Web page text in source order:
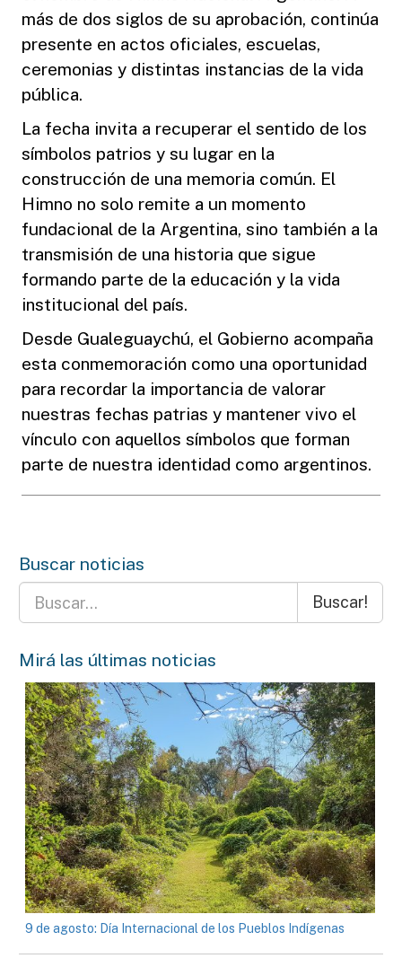
más de dos siglos de su aprobación, continúa
presente en actos oficiales, escuelas,
ceremonias y distintas instancias de la vida
pública.
La fecha invita a recuperar el sentido de los
símbolos patrios y su lugar en la
construcción de una memoria común. El
Himno no solo remite a un momento
fundacional de la Argentina, sino también a la
transmisión de una historia que sigue
formando parte de la educación y la vida
institucional del país.
Desde Gualeguaychú, el Gobierno acompaña
esta conmemoración como una oportunidad
para recordar la importancia de valorar
nuestras fechas patrias y mantener vivo el
vínculo con aquellos símbolos que forman
parte de nuestra identidad como argentinos.
Buscar noticias
Buscar!
Mirá las últimas noticias
9 de agosto: Día Internacional de los Pueblos Indígenas